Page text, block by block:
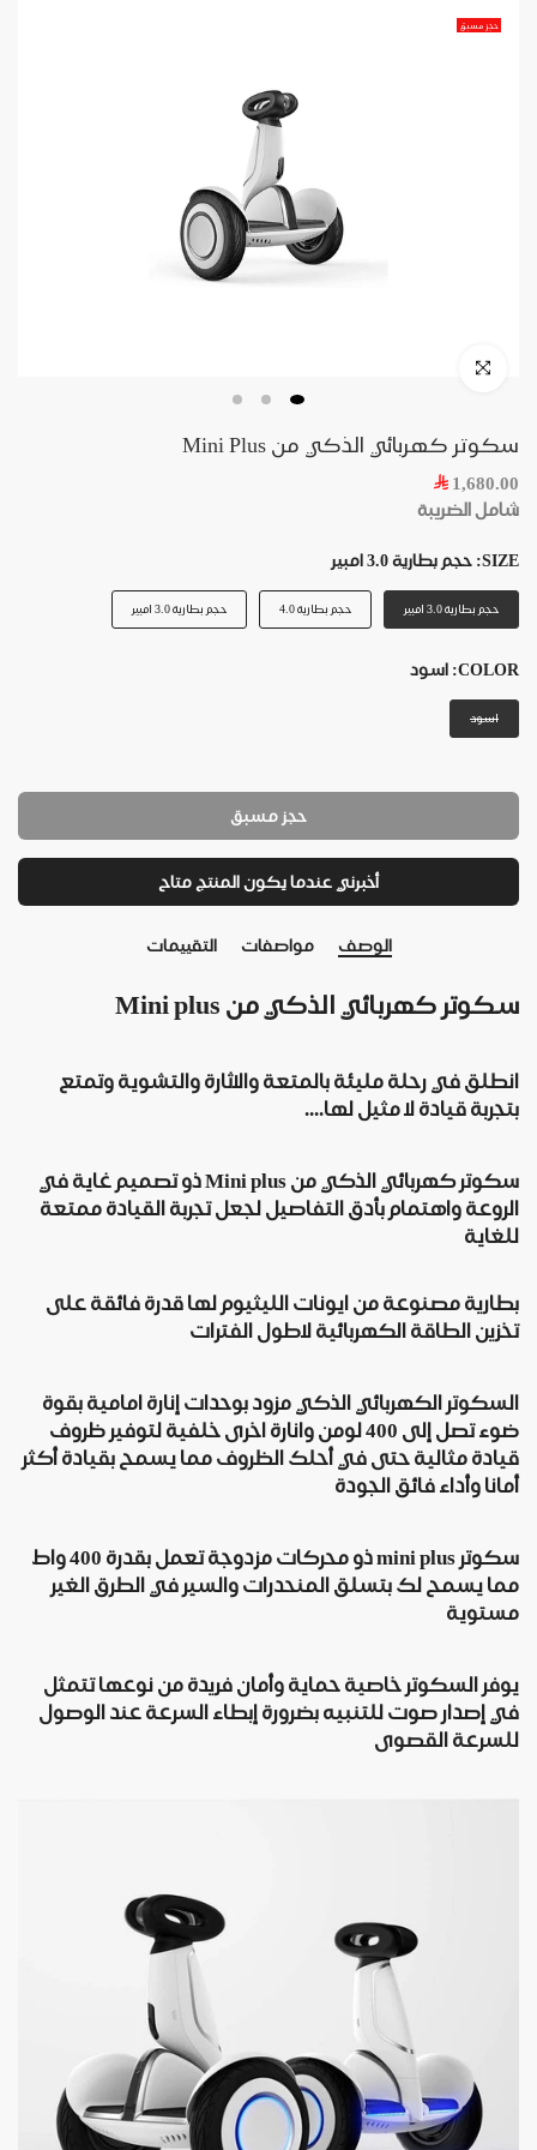
حجز مسبق
سكوتر كهربائي الذكي من Mini Plus
1,680.00
شامل الضريبة
SIZE: حجم بطارية 3.0 امبير
حجم بطارية 3.0 امبير حجم بطارية 4.0 حجم بطارية 3.0 امبير
COLOR: اسود
اسود
حجز مسبق
أخبرني عندما يكون المنتج متاح
الوصف مواصفات التقييمات
سكوتر كهربائي الذكي من Mini plus
انطلق في رحلة مليئة بالمتعة والاثارة والتشوية وتمتع
بتجربة قيادة لا مثيل لها....
سكوتر كهربائي الذكي من Mini plus ذو تصميم غاية في
الروعة واهتمام بأدق التفاصيل لجعل تجربة القيادة ممتعة
للغاية
بطارية مصنوعة من ايونات الليثيوم لها قدرة فائقة على
تخزين الطاقة الكهربائية لاطول الفترات
السكوتر الكهربائي الذكي مزود بوحدات إنارة امامية بقوة
ضوء تصل إلى 400 لومن وانارة اخرى خلفية لتوفير ظروف
قيادة مثالية حتى في أحلك الظروف مما يسمح بقيادة أكثر
أمانا وأداء فائق الجودة
سكوتر mini plus ذو محركات مزدوجة تعمل بقدرة 400 واط
مما يسمح لك بتسلق المنحدرات والسير في الطرق الغير
مستوية
يوفر السكوتر خاصية حماية وأمان فريدة من نوعها تتمثل
في إصدار صوت للتنبيه بضرورة إبطاء السرعة عند الوصول
للسرعة القصوى